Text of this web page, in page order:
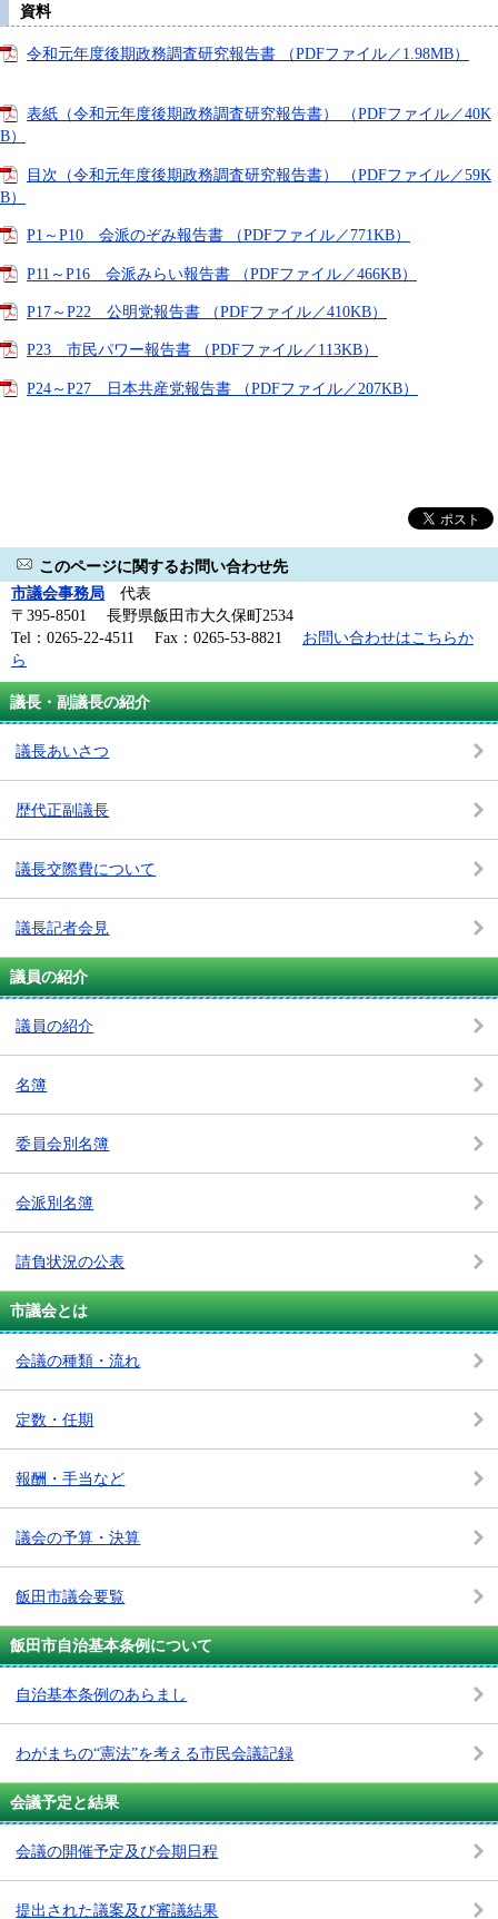
資料
令和元年度後期政務調査研究報告書 （PDFファイル／1.98MB）
表紙（令和元年度後期政務調査研究報告書） （PDFファイル／40K
B）
目次（令和元年度後期政務調査研究報告書） （PDFファイル／59K
B）
P1～P10 会派のぞみ報告書 （PDFファイル／771KB）
P11～P16 会派みらい報告書 （PDFファイル／466KB）
P17～P22 公明党報告書 （PDFファイル／410KB）
P23 市民パワー報告書 （PDFファイル／113KB）
P24～P27 日本共産党報告書 （PDFファイル／207KB）
このページに関するお問い合わせ先
市議会事務局 代表
〒395-8501 長野県飯田市大久保町2534
Tel：0265-22-4511 Fax：0265-53-8821 お問い合わせはこちらか
ら
議長・副議長の紹介
議長あいさつ
歴代正副議長
議長交際費について
議長記者会見
議員の紹介
議員の紹介
名簿
委員会別名簿
会派別名簿
請負状況の公表
市議会とは
会議の種類・流れ
定数・任期
報酬・手当など
議会の予算・決算
飯田市議会要覧
飯田市自治基本条例について
自治基本条例のあらまし
わがまちの“憲法”を考える市民会議記録
会議予定と結果
会議の開催予定及び会期日程
提出された議案及び審議結果